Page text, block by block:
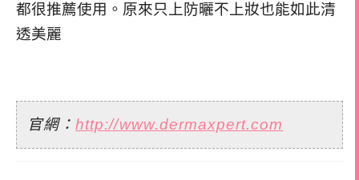
都很推薦使用。原來只上防曬不上妝也能如此清
透美麗
官網：http://www.dermaxpert.com